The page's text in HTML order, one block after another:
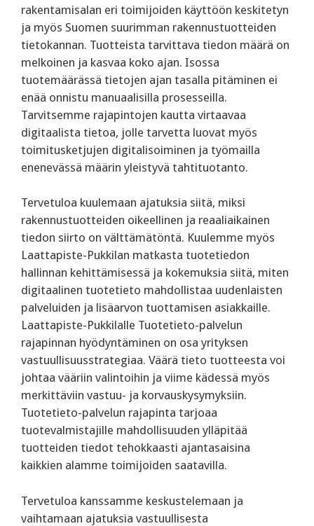
rakentamisalan eri toimijoiden käyttöön keskitetyn
ja myös Suomen suurimman rakennustuotteiden
tietokannan. Tuotteista tarvittava tiedon määrä on
melkoinen ja kasvaa koko ajan. Isossa
tuotemäärässä tietojen ajan tasalla pitäminen ei
enää onnistu manuaalisilla prosesseilla.
Tarvitsemme rajapintojen kautta virtaavaa
digitaalista tietoa, jolle tarvetta luovat myös
toimitusketjujen digitalisoiminen ja työmailla
enenevässä määrin yleistyvä tahtituotanto.
Tervetuloa kuulemaan ajatuksia siitä, miksi
rakennustuotteiden oikeellinen ja reaaliaikainen
tiedon siirto on välttämätöntä. Kuulemme myös
Laattapiste-Pukkilan matkasta tuotetiedon
hallinnan kehittämisessä ja kokemuksia siitä, miten
digitaalinen tuotetieto mahdollistaa uudenlaisten
palveluiden ja lisäarvon tuottamisen asiakkaille.
Laattapiste-Pukkilalle Tuotetieto-palvelun
rajapinnan hyödyntäminen on osa yrityksen
vastuullisuusstrategiaa. Väärä tieto tuotteesta voi
johtaa vääriin valintoihin ja viime kädessä myös
merkittäviin vastuu- ja korvauskysymyksiin.
Tuotetieto-palvelun rajapinta tarjoaa
tuotevalmistajille mahdollisuuden ylläpitää
tuotteiden tiedot tehokkaasti ajantasaisina
kaikkien alamme toimijoiden saatavilla.
‍Tervetuloa kanssamme keskustelemaan ja
vaihtamaan ajatuksia vastuullisesta